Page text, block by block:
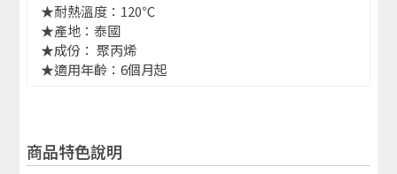
★耐熱溫度：120℃
★產地：泰國
★成份： 聚丙烯
★適用年齡：6個月起
商品特色說明